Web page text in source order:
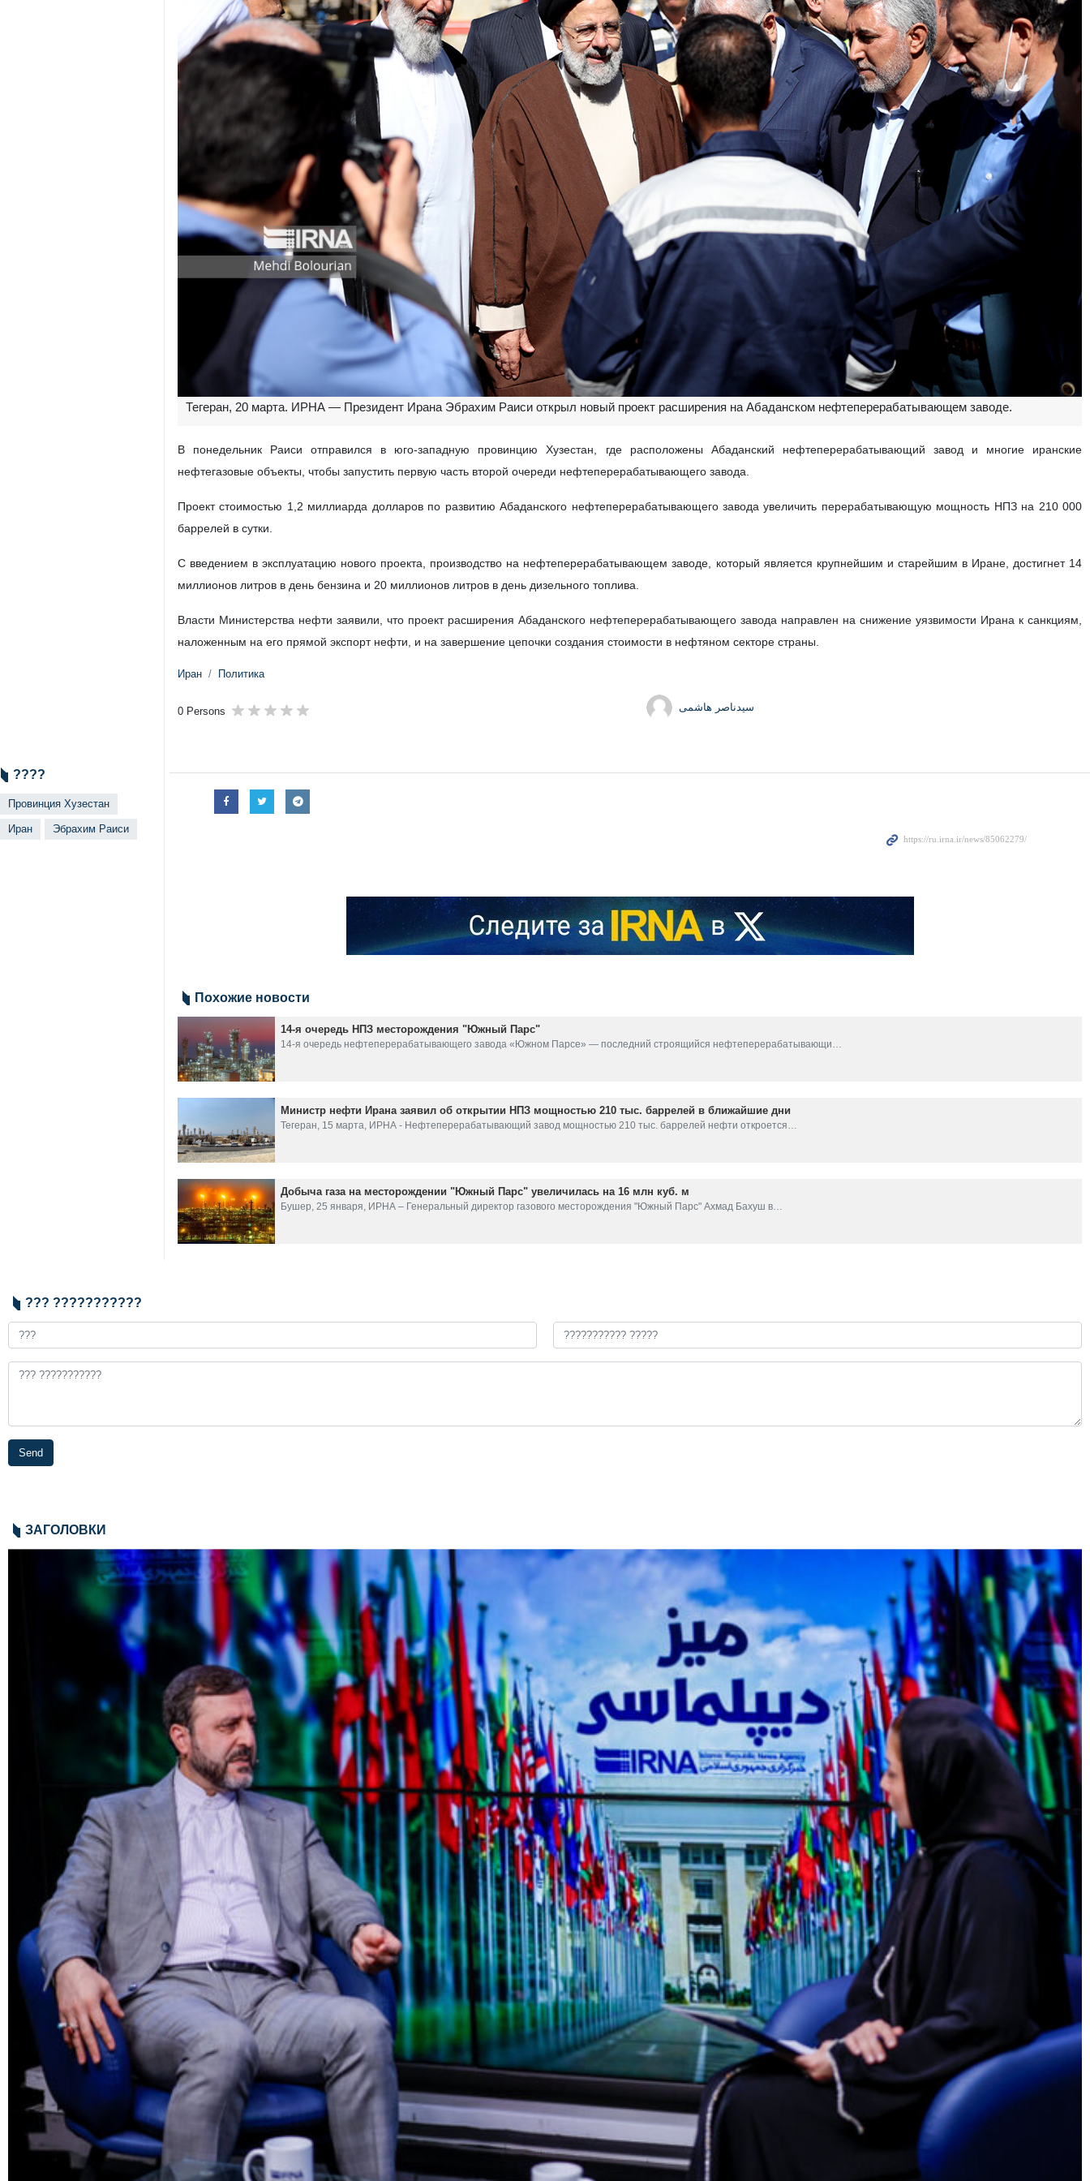
Тегеран, 20 марта. ИРНА — Президент Ирана Эбрахим Раиси открыл новый проект расширения на Абаданском нефтеперерабатывающем заводе.
В понедельник Раиси отправился в юго-западную провинцию Хузестан, где расположены Абаданский нефтеперерабатывающий завод и многие иранские
нефтегазовые объекты, чтобы запустить первую часть второй очереди нефтеперерабатывающего завода.
Проект стоимостью 1,2 миллиарда долларов по развитию Абаданского нефтеперерабатывающего завода увеличить перерабатывающую мощность НПЗ на 210 000
баррелей в сутки.
С введением в эксплуатацию нового проекта, производство на нефтеперерабатывающем заводе, который является крупнейшим и старейшим в Иране, достигнет 14
миллионов литров в день бензина и 20 миллионов литров в день дизельного топлива.
Власти Министерства нефти заявили, что проект расширения Абаданского нефтеперерабатывающего завода направлен на снижение уязвимости Ирана к санкциям,
наложенным на его прямой экспорт нефти, и на завершение цепочки создания стоимости в нефтяном секторе страны.
Иран Политика
0 Persons سیدناصر هاشمی
????
Провинция Хузестан
Иран Эбрахим Раиси
Похожие новости
14-я очередь НПЗ месторождения "Южный Парс"
14-я очередь нефтеперерабатывающего завода «Южном Парсе» — последний строящийся нефтеперерабатывающи…
Министр нефти Ирана заявил об открытии НПЗ мощностью 210 тыс. баррелей в ближайшие дни
Тегеран, 15 марта, ИРНА - Нефтеперерабатывающий завод мощностью 210 тыс. баррелей нефти откроется…
Добыча газа на месторождении "Южный Парс" увеличилась на 16 млн куб. м
Бушер, 25 января, ИРНА – Генеральный директор газового месторождения "Южный Парс" Ахмад Бахуш в…
??? ???????????
Send
ЗАГОЛОВКИ